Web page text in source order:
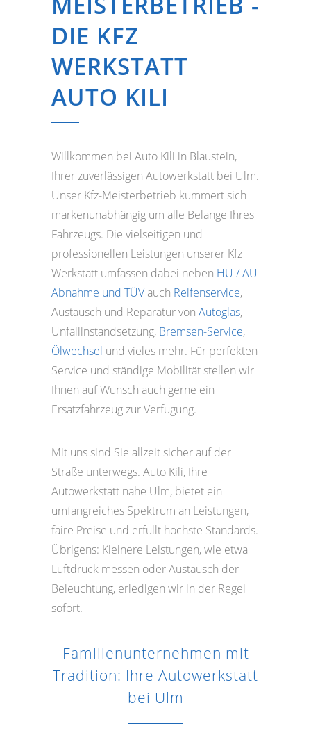
DIE KFZ
WERKSTATT
AUTO KILI
Willkommen bei Auto Kili in Blaustein,
Ihrer zuverlässigen Autowerkstatt bei Ulm.
Unser Kfz-Meisterbetrieb kümmert sich
markenunabhängig um alle Belange Ihres
Fahrzeugs. Die vielseitigen und
professionellen Leistungen unserer Kfz
Werkstatt umfassen dabei neben HU / AU
Abnahme und TÜVauch Reifenservice,
Austausch und Reparatur von Autoglas,
Unfallinstandsetzung, Bremsen-Service,
Ölwechsel und vieles mehr. Für perfekten
Service und ständige Mobilität stellen wir
Ihnen auf Wunsch auch gerne ein
Ersatzfahrzeug zur Verfügung.
Mit uns sind Sie allzeit sicher auf der
Straße unterwegs. Auto Kili, Ihre
Autowerkstatt nahe Ulm, bietet ein
umfangreiches Spektrum an Leistungen,
faire Preise und erfüllt höchste Standards.
Übrigens: Kleinere Leistungen, wie etwa
Luftdruck messen oder Austausch der
Beleuchtung, erledigen wir in der Regel
sofort.
Familienunternehmen mit
Tradition: Ihre Autowerkstatt
bei Ulm